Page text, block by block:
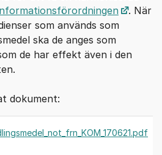
. När
som används som
ska de anges som
de har effekt även i den
dokument: